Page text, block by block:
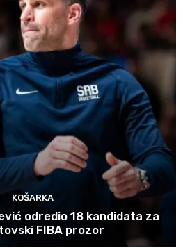
KOŠARKA
odredio 18 kandidata za
FIBA prozor